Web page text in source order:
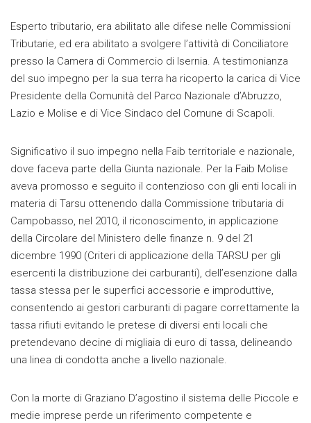
Esperto tributario, era abilitato alle difese nelle Commissioni
Tributarie, ed era abilitato a svolgere l’attività di Conciliatore
presso la Camera di Commercio di Isernia. A testimonianza
del suo impegno per la sua terra ha ricoperto la carica di Vice
Presidente della Comunità del Parco Nazionale d’Abruzzo,
Lazio e Molise e di Vice Sindaco del Comune di Scapoli.
Significativo il suo impegno nella Faib territoriale e nazionale,
dove faceva parte della Giunta nazionale. Per la Faib Molise
aveva promosso e seguito il contenzioso con gli enti locali in
materia di Tarsu ottenendo dalla Commissione tributaria di
Campobasso, nel 2010, il riconoscimento, in applicazione
della Circolare del Ministero delle finanze n. 9 del 21
dicembre 1990 (Criteri di applicazione della TARSU per gli
esercenti la distribuzione dei carburanti), dell’esenzione dalla
tassa stessa per le superfici accessorie e improduttive,
consentendo ai gestori carburanti di pagare correttamente la
tassa rifiuti evitando le pretese di diversi enti locali che
pretendevano decine di migliaia di euro di tassa, delineando
una linea di condotta anche a livello nazionale.
Con la morte di Graziano D’agostino il sistema delle Piccole e
medie imprese perde un riferimento competente e